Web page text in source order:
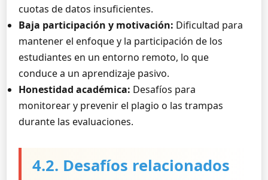
cuotas de datos insuficientes.
Baja participación y motivación: Dificultad para
mantener el enfoque y la participación de los
estudiantes en un entorno remoto, lo que
conduce a un aprendizaje pasivo.
Honestidad académica: Desafíos para
monitorear y prevenir el plagio o las trampas
durante las evaluaciones.
4.2. Desafíos relacionados